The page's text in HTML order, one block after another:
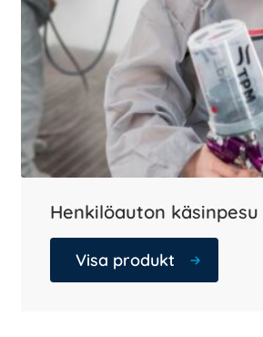
Henkilöauton käsinpesu
Visa produkt